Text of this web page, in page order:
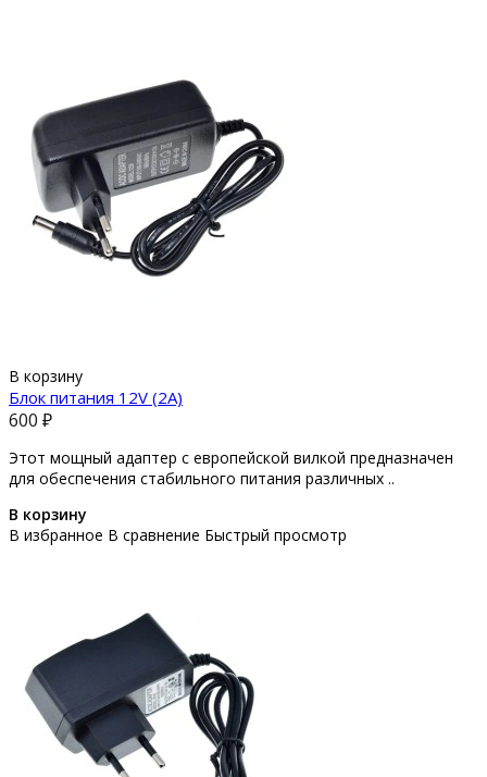
В корзину
Блок питания 12V (2A)
600 ₽
Этот мощный адаптер с европейской вилкой предназначен
для обеспечения стабильного питания различных ..
В корзину
В избранное В сравнение Быстрый просмотр